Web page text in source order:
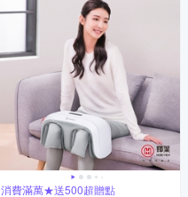
消費滿萬★送500超贈點